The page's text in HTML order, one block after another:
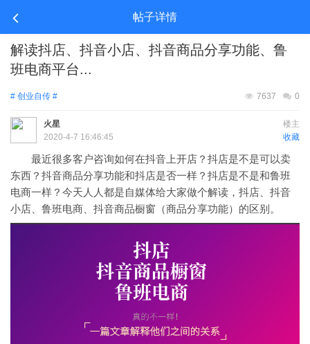
帖子详情
解读抖店、抖音小店、抖音商品分享功能、鲁
班电商平台...
# 创业自传 # 0
7637
楼主
火星
收藏
2020-4-7 16:46:45
最近很多客户咨询如何在抖音上开店？抖店是不是可以卖
东西？抖音商品分享功能和抖店是否一样？抖店是不是和鲁班
电商一样？今天人人都是自媒体给大家做个解读，抖店、抖音
小店、鲁班电商、抖音商品橱窗（商品分享功能）的区别。